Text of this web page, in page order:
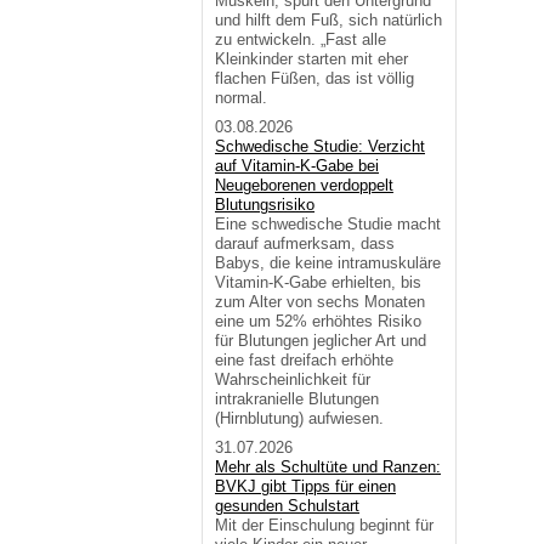
und hilft dem Fuß, sich natürlich
zu entwickeln. „Fast alle
Kleinkinder starten mit eher
flachen Füßen, das ist völlig
normal.
03.08.2026
Schwedische Studie: Verzicht
auf Vitamin-K-Gabe bei
Neugeborenen verdoppelt
Blutungsrisiko
Eine schwedische Studie macht
darauf aufmerksam, dass
Babys, die keine intramuskuläre
Vitamin-K-Gabe erhielten, bis
zum Alter von sechs Monaten
eine um 52% erhöhtes Risiko
für Blutungen jeglicher Art und
eine fast dreifach erhöhte
Wahrscheinlichkeit für
intrakranielle Blutungen
(Hirnblutung) aufwiesen.
31.07.2026
Mehr als Schultüte und Ranzen:
BVKJ gibt Tipps für einen
gesunden Schulstart
Mit der Einschulung beginnt für